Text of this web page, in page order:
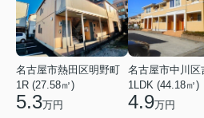
名古屋市熱田区明野町
1R (27.58㎡)
5.3万円
1LDK (44.18㎡)
4.9万円